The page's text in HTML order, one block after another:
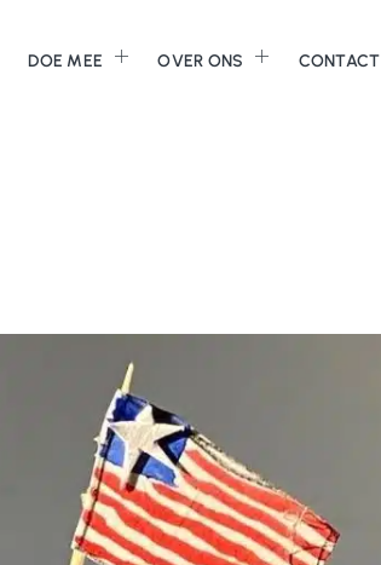
DOE MEE OVER ONS CONTACT